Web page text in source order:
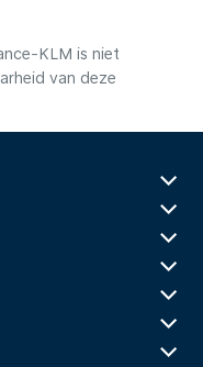
KLM is niet
van deze